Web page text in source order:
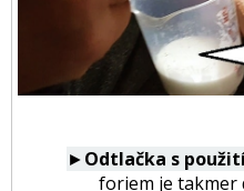
►Odtlačka s
foriem je takmer